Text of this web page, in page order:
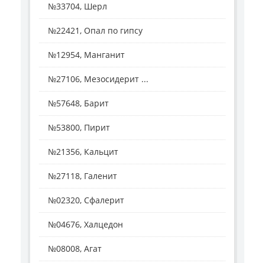
№33704, Шерл
№22421, Опал по гипсу
№12954, Манганит
№27106, Мезосидерит ...
№57648, Барит
№53800, Пирит
№21356, Кальцит
№27118, Галенит
№02320, Сфалерит
№04676, Халцедон
№08008, Агат